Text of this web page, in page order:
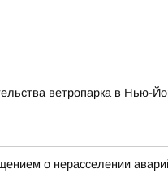
ветропарка в Нью-
о нерасселении